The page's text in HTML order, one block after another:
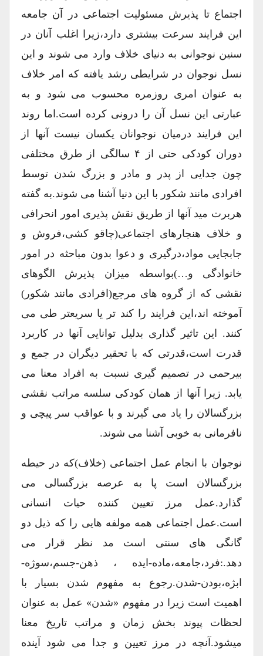
اجتماع تا پذیرش مسئولیت اجتماعی در آن جامعه
این فرایند سرعت بیشتری دارد،زیرا اغلب آنان در
سنین نوجوانی به دنیای خلاف وارد می شوند و این
نسل نوجوان در شرایطی رشد یافته که امر خلاف
به عنوان امری روزمره محسوب می شود و به
عبارتی این نسل آن را درونی کرده است.اما روند
این فرایند درمیان نوجوانان یکسان نیست آنها از
دوران کودکی حتی از ۴ سالگی از طرق مختلفی
چون جدایی از پدر و مادر و بزرگ شدن توسط
افرادی مانند شکور با این دنیا آشنا می شوند.به گفته
هربرت مید آنها از طریق نقش پذیری امور انحرافی
و خلاف هنجارهای اجتماعی(چاقو کشی،فروش و
جابجایی مواد،درگیری و دعوا بدون مباحثه در امور
خانوادگی و…)بواسطه میزان پذیرش الگوهای
نقشی که از گروه های مرجع(افرادی مانند شکور)
آموخته اند،این فرایند را کند تر یا سریعتر طی می
کنند. این تاثیر گذاری بدلیل توانایی آنها در کاربرد
قدرت است،قدرتی که با تحقیر دیگران در جمع و
بیرحمی در تصمیم گیری نسبت به افراد معنا می
یابد. زیرا آنها از همان کودکی سلسه مراتب نقشی
بزرگسالان را یاد می گیرند و با عواقب سر پیچی و
نافرمانی به خوبی آشنا می شوند.
نوجوان با انجام عمل اجتماعی (خلاف)که در حیطه
بزرگسالان است پا به عرصه بزرگسالی می
گذارد.عمل مرز تعیین کننده حیات انسانی
است.عمل اجتماعی همه مولفه هایی را که ذیل دو
گانگی های سنتی است مد نظر قرار می
دهد.:فرد،جامعه،ماده-ایده ، ذهن-جسم،سوژه-
ابژه،بودن-شدن.رجوع به مفهوم شدن بسیار با
اهمیت است زیرا در مفهوم «شدن» عمل به عنوان
لحظات پیوند بخش زمان و مراتب تاریخ معنا
میشود.آنچه در مرز تعیین و جدا می شود آینده